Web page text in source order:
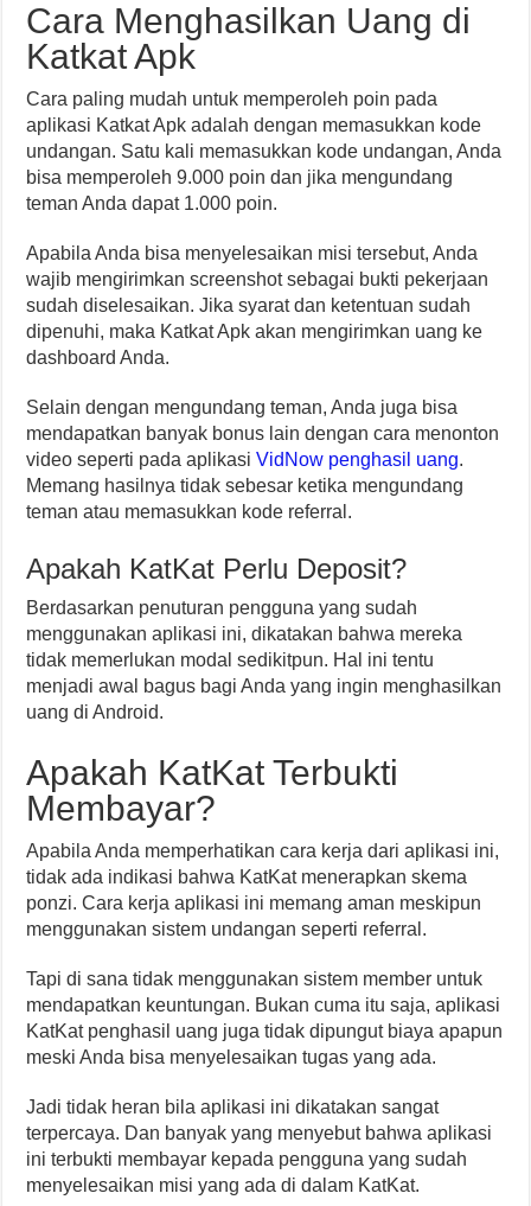
Cara Menghasilkan Uang di
Katkat Apk
Cara paling mudah untuk memperoleh poin pada
aplikasi Katkat Apk adalah dengan memasukkan kode
undangan. Satu kali memasukkan kode undangan, Anda
bisa memperoleh 9.000 poin dan jika mengundang
teman Anda dapat 1.000 poin.
Apabila Anda bisa menyelesaikan misi tersebut, Anda
wajib mengirimkan screenshot sebagai bukti pekerjaan
sudah diselesaikan. Jika syarat dan ketentuan sudah
dipenuhi, maka Katkat Apk akan mengirimkan uang ke
dashboard Anda.
Selain dengan mengundang teman, Anda juga bisa
mendapatkan banyak bonus lain dengan cara menonton
video seperti pada aplikasiVidNow penghasil uang.
Memang hasilnya tidak sebesar ketika mengundang
teman atau memasukkan kode referral.
Apakah KatKat Perlu Deposit?
Berdasarkan penuturan pengguna yang sudah
menggunakan aplikasi ini, dikatakan bahwa mereka
tidak memerlukan modal sedikitpun. Hal ini tentu
menjadi awal bagus bagi Anda yang ingin menghasilkan
uang di Android.
Apakah KatKat Terbukti
Membayar?
Apabila Anda memperhatikan cara kerja dari aplikasi ini,
tidak ada indikasi bahwa KatKat menerapkan skema
ponzi. Cara kerja aplikasi ini memang aman meskipun
menggunakan sistem undangan seperti referral.
Tapi di sana tidak menggunakan sistem member untuk
mendapatkan keuntungan. Bukan cuma itu saja, aplikasi
KatKat penghasil uang juga tidak dipungut biaya apapun
meski Anda bisa menyelesaikan tugas yang ada.
Jadi tidak heran bila aplikasi ini dikatakan sangat
terpercaya. Dan banyak yang menyebut bahwa aplikasi
ini terbukti membayar kepada pengguna yang sudah
menyelesaikan misi yang ada di dalam KatKat.